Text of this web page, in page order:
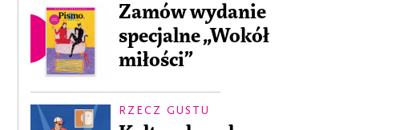
Zamów wydanie
specjalne „Wokół
miłości”
RZECZ GUSTU